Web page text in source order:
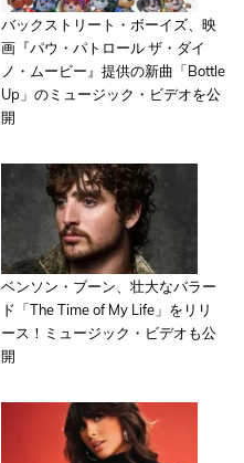
バックストリート・ボーイズ、映
画『パウ・パトロール ザ・ダイ
ノ・ムービー』提供の新曲「Bottle
Up」のミュージック・ビデオを公
開
ベンソン・ブーン、壮大なバラー
ド「The Time of My Life」をリリ
ース！ミュージック・ビデオも公
開